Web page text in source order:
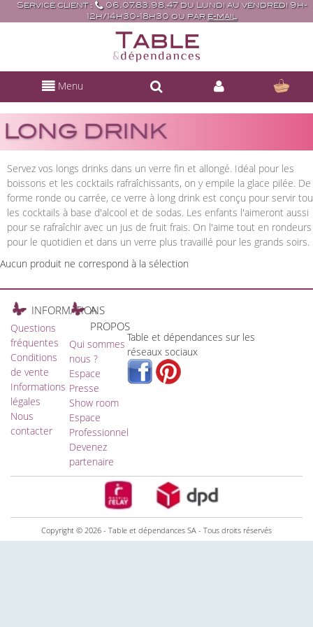
Service client :
06.07.83.98.47 du Lundi au vendredi 9h-
12h/14h30-18h30 ou par e-mail
Menu
LONG DRINK
Servez vos longs drinks dans un verre fin et allongé. Idéal pour les
boissons et les cocktails rafraîchissants, on y empile la glace pilée. De
forme ronde ou carrée, ce verre à long drink est conçu pour servir
les cocktails à base d'alcool et de sodas. Les enfants l'aimeront aussi
pour se rafraîchir avec un jus de fruit frais. On l'aime tout en rondeurs
pour le quotidien et dans un verre plus travaillé pour les grands soirs.
Aucun produit ne correspond à la sélection
INFORMATIONS
Questions
fréquentes
Conditions
de vente
Informations
légales
Nous
contacter
A
PROPOS
Qui sommes
nous ?
Espace
Presse
Show room
Espace
Professionnel
Devenez
partenaire
Table et dépendances sur les
réseaux sociaux
Copyright © 2026 - Table et dépendances SA - Tous droits réservés